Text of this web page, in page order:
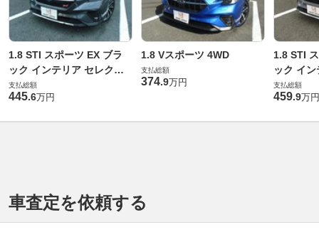
1.8 STI スポーツ EX ブラ
ック インテリア セレクシ
ョン 4WD
支払総額
445.6万円
1.8 Vスポーツ 4WD
支払総額
374.9万円
1.8 STI
ック イ
ョン 4WD
支払総額
459.9万円
車査定を依頼する